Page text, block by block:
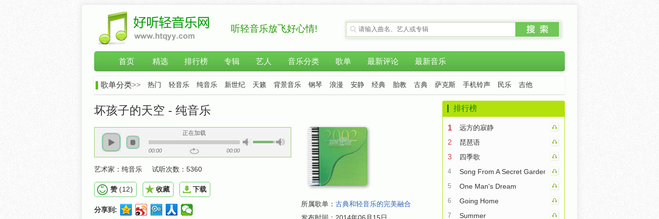
听轻音乐放飞好心情!
首页 精选 排行榜 专辑 艺人 音乐分类 歌单 最新评论 最新音乐
歌单分类>> 热门 轻音乐 纯音乐 新世纪 天籁 背景音乐 钢琴 浪漫 安静 经典 胎教 古典 萨克斯 手机铃声 民乐 吉他
坏孩子的天空 - 纯音乐
正在加载
00:00 00:00
艺术家： 纯音乐 试听次数： 5360
赞 (12) 收藏 下载
分享到:
所属歌单： 古典和轻音乐的完美融合
排行榜
1 远方的寂静
2 琵琶语
3 四季歌
4 Song From A Secret Garden
5 One Man's Dream
6 Going Home
7 Summer